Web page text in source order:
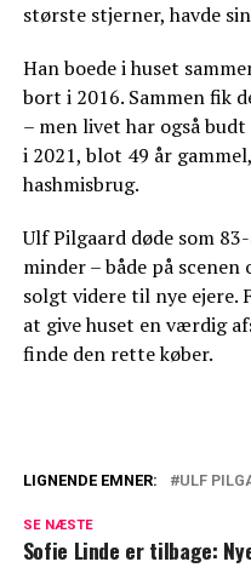
største stjerner, havde
Han boede i huset
bort i 2016. Sammen fik
– men livet har også
i 2021, blot 49 år
hashmisbrug.
Ulf Pilgaard døde som
minder – både på
solgt videre til nye ejere.
at give huset en værdig
finde den rette køber.
helbredet
LIGNENDE EMNER: ULF
SE NÆSTE
Sofie Linde er tilbage: